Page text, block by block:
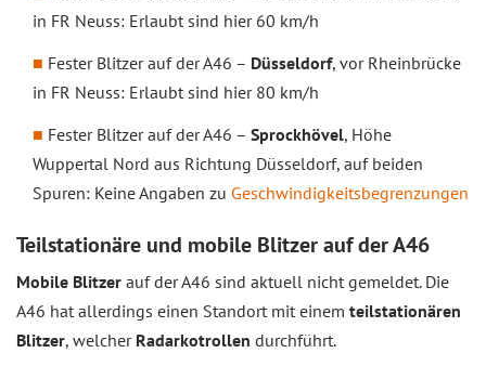
in FR Neuss: Erlaubt sind hier 60 km/h
Fester Blitzer auf der A46 – Düsseldorf, vor Rheinbrücke
in FR Neuss: Erlaubt sind hier 80 km/h
Fester Blitzer auf der A46 – Sprockhövel, Höhe
Wuppertal Nord aus Richtung Düsseldorf, auf beiden
Spuren: Keine Angaben zu Geschwindigkeitsbegrenzungen
Teilstationäre und mobile Blitzer auf der A46
Mobile Blitzer auf der A46 sind aktuell nicht gemeldet. Die
A46 hat allerdings einen Standort mit einem teilstationären
Blitzer, welcher Radarkotrollen durchführt.